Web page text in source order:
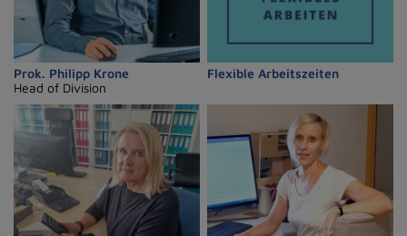
Prok. Philipp Krone
Head of Division
Flexible Arbeitszeiten